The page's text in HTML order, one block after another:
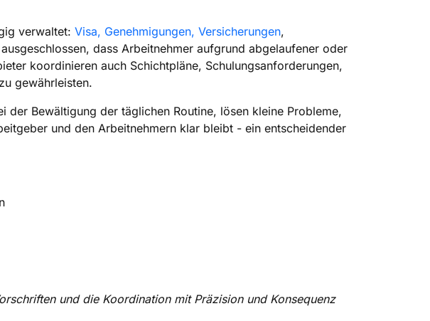
verwaltet: Visa, Genehmigungen, Versicherungen,
dass Arbeitnehmer aufgrund abgelaufener oder
koordinieren auch Schichtpläne, Schulungsanforderungen,
gewährleisten.
Bewältigung der täglichen Routine, lösen kleine Probleme,
und den Arbeitnehmern klar bleibt - ein entscheidender
und die Koordination mit Präzision und Konsequenz